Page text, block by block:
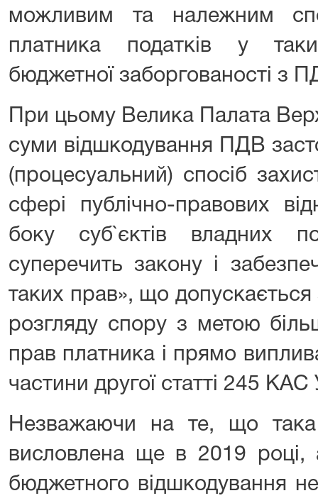
можливим та належним
платника податків у
бюджетної заборгованості з
При цьому Велика Палата
суми відшкодування ПДВ
(процесуальний) спосіб
сфері публічно-правових
боку суб`єктів владних
суперечить закону і
таких прав», що допускається
розгляду спору з метою
прав платника і прямо
частини другої статті 245 КАС
Незважаючи на те, що
висловлена ще в 2019 році,
бюджетного відшкодування